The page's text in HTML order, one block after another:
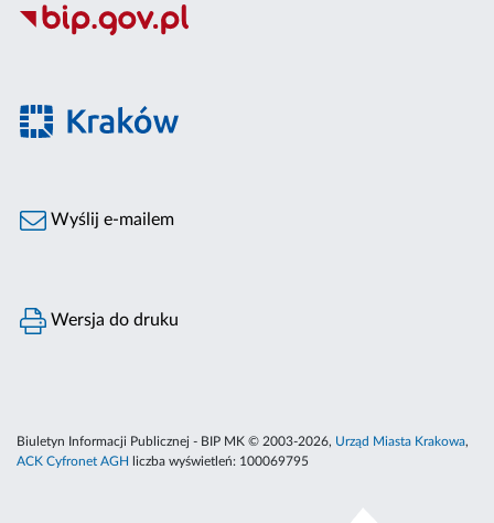
Wyślij e-mailem
Wersja do druku
Biuletyn Informacji Publicznej - BIP MK © 2003-2026, Urząd Miasta Krakowa,
ACK Cyfronet AGH
liczba wyświetleń: 100069795